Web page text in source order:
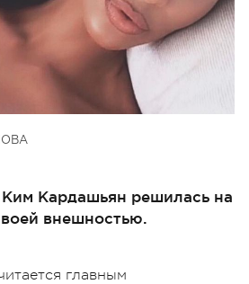
Кардашьян решилась на
внешностью.
главным